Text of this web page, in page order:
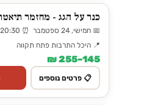
כנר על הגג - מחזמר
📅 חמישי, 24 ספטמבר ⏰ 20:30
📍 היכל התרבות פתח תקווה
145–255 ₪
📋 פרטים נוספים